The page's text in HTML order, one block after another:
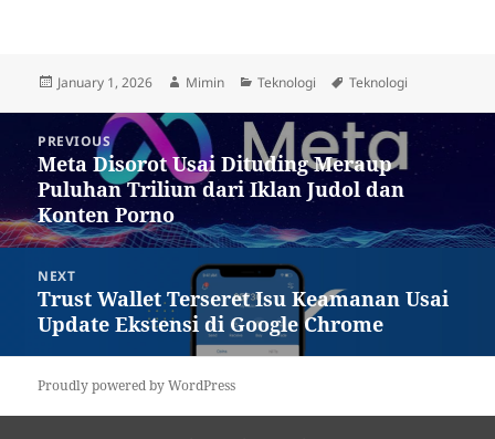
Posted
January 1, 2026 Author
Mimin Categories
Teknologi Tags
Teknologi
navigation
PREVIOUS
Previous
post:
Meta Disorot Usai Dituding Meraup
Puluhan Triliun dari Iklan Judol dan
Konten Porno
NEXT
Next
post:
Trust Wallet Terseret Isu Keamanan Usai
Update Ekstensi di Google Chrome
Proudly powered by WordPress